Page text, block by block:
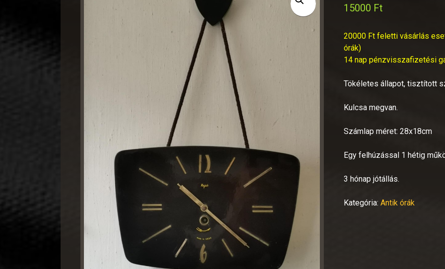
15000 Ft
20000 Ft feletti vásárlás
órák)
14 nap pénzvisszafizetési
Tökéletes állapot, tisztított
Kulcsa megvan.
Számlap méret: 28x18cm
Egy felhúzással 1 hétig
3 hónap jótállás.
Kategória:Antik órák